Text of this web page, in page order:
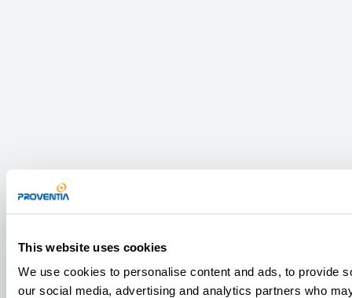
This website uses cookies
We use cookies to personalise content and ads, to provide
our social media, advertising and analytics partners who